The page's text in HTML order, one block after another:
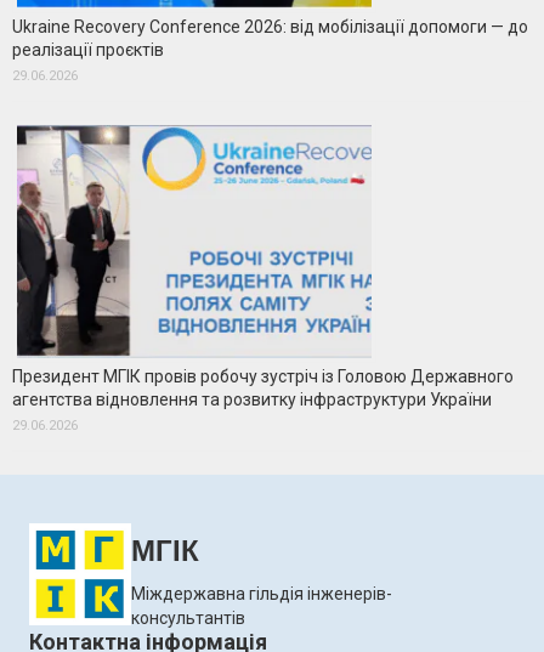
Ukraine Recovery Conference 2026: від мобілізації допомоги — до
реалізації проєктів
29.06.2026
Президент МГІК провів робочу зустріч із Головою Державного
агентства відновлення та розвитку інфраструктури України
29.06.2026
МГІК
Міждержавна гільдія інженерів-
консультантів
Контактна інформація